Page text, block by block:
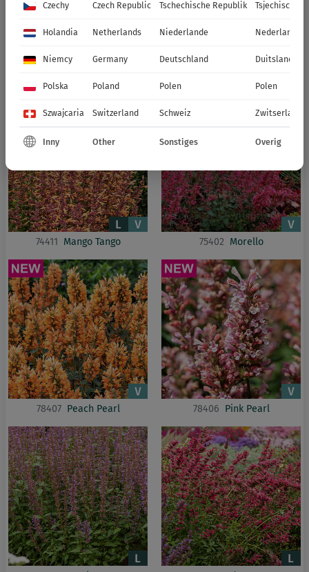
74411 Mango Tango 75402 Morello
78407 Peach Pearl 78406 Pink Pearl
Czechy Czech Republic Tschechische Republik Tsjechische
Holandia Netherlands Niederlande Nederland
Niemcy Germany Deutschland Duitsland
Polska Poland Polen Polen
Szwajcaria Switzerland Schweiz Zwitserland
Inny Other Sonstiges Overig